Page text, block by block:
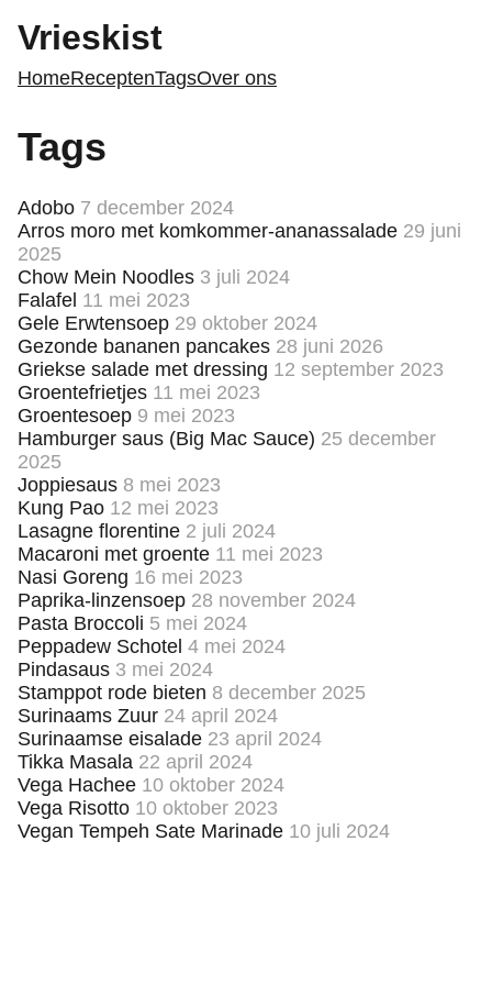
Vrieskist
HomeReceptenTagsOver ons
Tags
Adobo 7 december 2024
Arros moro met komkommer-ananassalade 29 juni
2025
Chow Mein Noodles 3 juli 2024
Falafel 11 mei 2023
Gele Erwtensoep 29 oktober 2024
Gezonde bananen pancakes 28 juni 2026
Griekse salade met dressing 12 september 2023
Groentefrietjes 11 mei 2023
Groentesoep 9 mei 2023
Hamburger saus (Big Mac Sauce) 25 december
2025
Joppiesaus 8 mei 2023
Kung Pao 12 mei 2023
Lasagne florentine 2 juli 2024
Macaroni met groente 11 mei 2023
Nasi Goreng 16 mei 2023
Paprika-linzensoep 28 november 2024
Pasta Broccoli 5 mei 2024
Peppadew Schotel 4 mei 2024
Pindasaus 3 mei 2024
Stamppot rode bieten 8 december 2025
Surinaams Zuur 24 april 2024
Surinaamse eisalade 23 april 2024
Tikka Masala 22 april 2024
Vega Hachee 10 oktober 2024
Vega Risotto 10 oktober 2023
Vegan Tempeh Sate Marinade 10 juli 2024